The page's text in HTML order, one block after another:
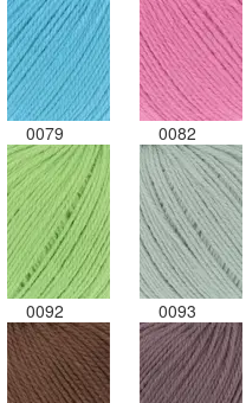
0079 0082
0092 0093